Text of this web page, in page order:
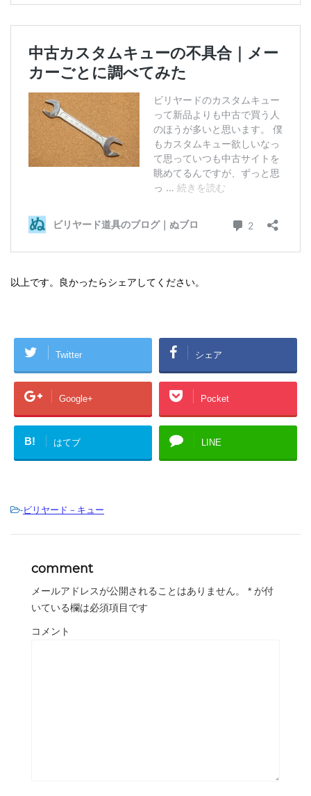
以上です。良かったらシェアしてください。
Twitter シェア
Google+ Pocket
B! はてブ LINE
-ビリヤード－キュー
comment
メールアドレスが公開されることはありません。 * が付
いている欄は必須項目です
コメント